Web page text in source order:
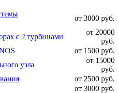
от 3000 руб.
с 2 турбинами
от 20000
руб.
от 1500 руб.
узла
от 15000
руб.
от 2500 руб.
от 3000 руб.